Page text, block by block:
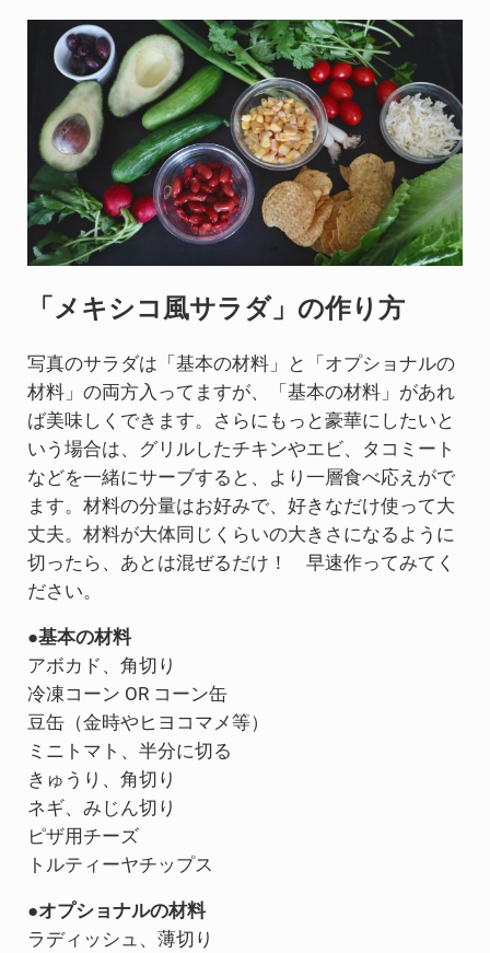
「メキシコ風サラダ」の作り方
写真のサラダは「基本の材料」と「オプショナルの
材料」の両方入ってますが、「基本の材料」があれ
ば美味しくできます。さらにもっと豪華にしたいと
いう場合は、グリルしたチキンやエビ、タコミート
などを一緒にサーブすると、より一層食べ応えがで
ます。材料の分量はお好みで、好きなだけ使って大
丈夫。材料が大体同じくらいの大きさになるように
切ったら、あとは混ぜるだけ！ 早速作ってみてく
ださい。
●基本の材料
アボカド、角切り
冷凍コーン OR コーン缶
豆缶（金時やヒヨコマメ等）
ミニトマト、半分に切る
きゅうり、角切り
ネギ、みじん切り
ピザ用チーズ
トルティーヤチップス
●オプショナルの材料
ラディッシュ、薄切り